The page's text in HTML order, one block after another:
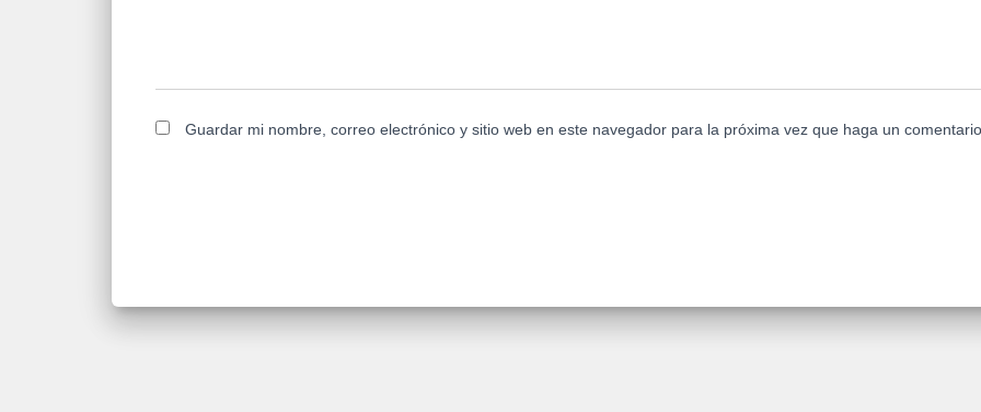
Guardar mi nombre, correo electrónico y sitio web en este navegador para la próxima vez que haga un